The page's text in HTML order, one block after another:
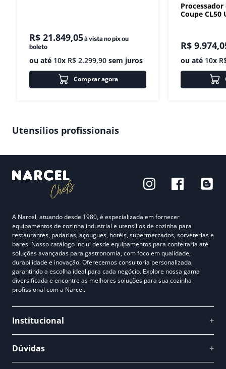
R$ 21.849,05à vista no pix ou
boleto
ou até 10x R$ 2.299,90 sem juros
Comprar agora
Coupe CL50
R$ 9.974,
ou até 10x
Utensílios profissionais
A Narcel, atuando desde 1980, é especializada em fornecer
equipamentos de cozinha industrial e utensílios de cozinha para
restaurantes, padarias, açougues, hotéis, supermercados, sorveterias e
bares. Nosso catálogo inclui desde equipamentos para confeitaria até
soluções avançadas para gastronomia, com foco em qualidade,
durabilidade e inovação. Oferecemos consultoria personalizada,
garantindo a escolha ideal para cada negócio. Explore nossa gama
diversificada e encontre as melhores soluções para sua cozinha
profissional com a Narcel.
Institucional +
Dúvidas +